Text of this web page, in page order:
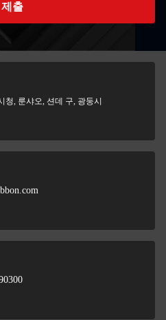
제출
청, 룬샤오, 션데 구, 광둥시